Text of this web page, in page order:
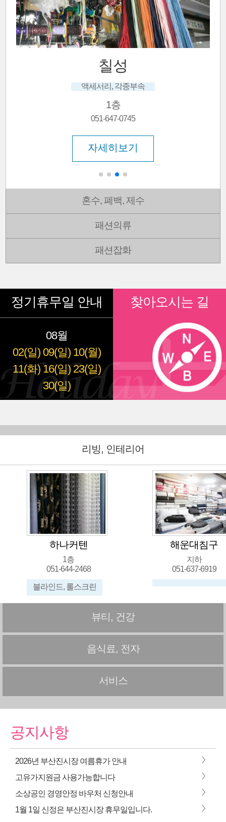
칠성
액세서리, 각종부속
1층
051-647-0745
자세히보기
혼수, 폐백, 제수
패션의류
패션잡화
정기휴무일 안내
08월
02(일) 09(일) 10(월)
11(화) 16(일) 23(일)
30(일)
찾아오시는 길
리빙, 인테리어
하나커텐
1층
051-644-2468
블라인드, 롤스크린
해운대침구
지하
051-637-6919
뷰티, 건강
음식료, 전자
서비스
공지사항
2026년 부산진시장 여름휴가 안내 >
고유가지원금 사용가능합니다 >
소상공인 경영안정 바우처 신청안내 >
1월 1일 신정은 부산진시장 휴무일입니다. >